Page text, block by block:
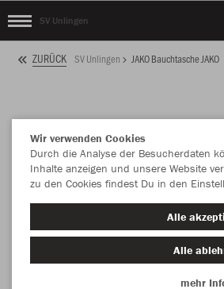
SV Unlingen
ZURÜCK SV Unlingen JAKO Bauchtasche JAKO
Wir verwenden Cookies
Durch die Analyse der Besucherdaten
Inhalte anzeigen und unsere Website
zu den Cookies findest Du in den
Alle
Alle
mehr